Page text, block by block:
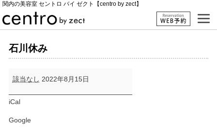
関内の美容室 セントロ バイ ゼクト【centro by zect】
石川休み
川
み
該当なし 2022年8月15日
iCal
Google